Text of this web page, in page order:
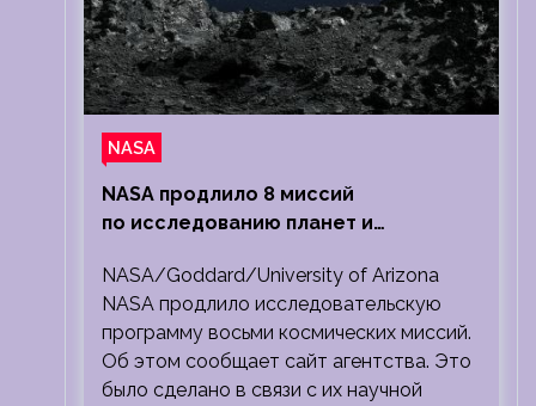
NASA
NASA продлило 8 миссий
по исследованию планет и
NASA/Goddard/University of Arizona
NASA продлило исследовательскую
программу восьми космических миссий.
Об этом сообщает сайт агентства. Это
было сделано в связи с их научной